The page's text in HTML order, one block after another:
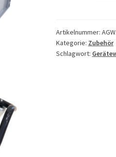
Artikelnummer:
Kategorie: Zubehör
Schlagwort: